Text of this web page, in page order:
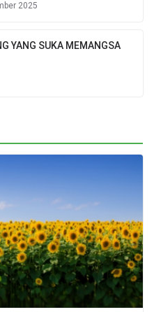
2025
YANG SUKA MEMANGSA